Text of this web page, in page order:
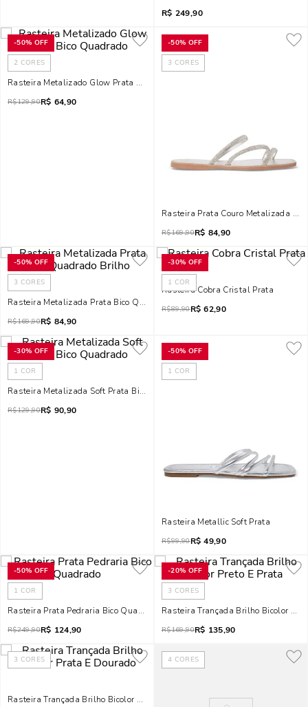
R$ 249,90
-50% OFF
2 CORES
Rasteira Metalizado Glow Prata Bico Quadrado
R$129,90R$ 64,90
-50% OFF
3 CORES
Rasteira Prata Couro Metalizada
R$169,90R$ 84,90
-50% OFF
3 CORES
Rasteira Metalizada Prata Bico Quadrado Brilho
R$169,90R$ 84,90
-30% OFF
1 COR
Rasteira Cobra Cristal Prata
R$89,90R$ 62,90
-30% OFF
1 COR
Rasteira Metalizada Soft Prata Bico Quadrado
R$129,90R$ 90,90
-50% OFF
1 COR
Rasteira Metallic Soft Prata
R$99,90R$ 49,90
-50% OFF
1 COR
Rasteira Prata Pedraria Bico Quadrado
R$249,90R$ 124,90
-20% OFF
3 CORES
Rasteira Trançada Brilho Bicolor
R$169,90R$ 135,90
3 CORES
Rasteira Trançada Brilho Bicolor Prata E Dourado
4 CORES